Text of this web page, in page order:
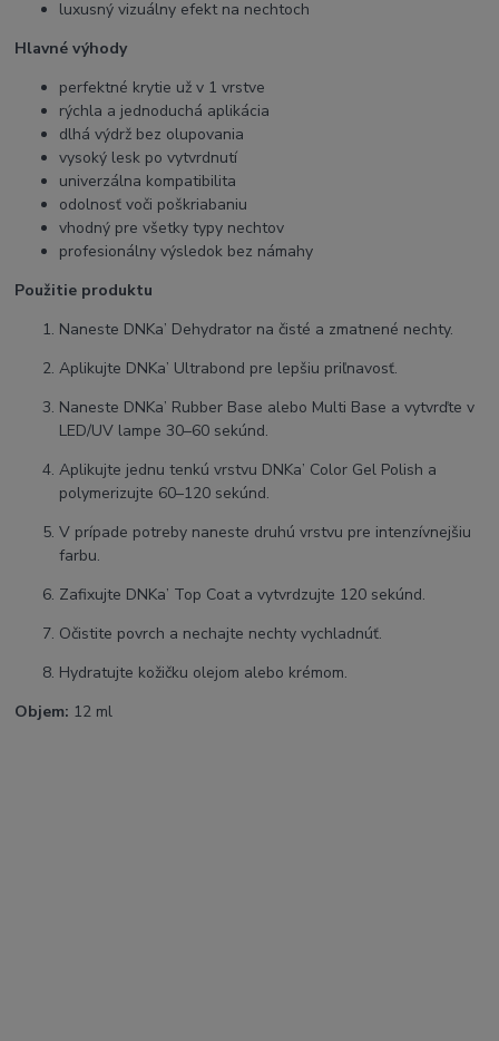
luxusný vizuálny efekt na nechtoch
Hlavné výhody
perfektné krytie už v 1 vrstve
rýchla a jednoduchá aplikácia
dlhá výdrž bez olupovania
vysoký lesk po vytvrdnutí
univerzálna kompatibilita
odolnosť voči poškriabaniu
vhodný pre všetky typy nechtov
profesionálny výsledok bez námahy
Použitie produktu
Naneste DNKa’ Dehydrator na čisté a zmatnené nechty.
Aplikujte DNKa’ Ultrabond pre lepšiu priľnavosť.
Naneste DNKa’ Rubber Base alebo Multi Base a vytvrďte v
LED/UV lampe 30–60 sekúnd.
Aplikujte jednu tenkú vrstvu DNKa’ Color Gel Polish a
polymerizujte 60–120 sekúnd.
V prípade potreby naneste druhú vrstvu pre intenzívnejšiu
farbu.
Zafixujte DNKa’ Top Coat a vytvrdzujte 120 sekúnd.
Očistite povrch a nechajte nechty vychladnúť.
Hydratujte kožičku olejom alebo krémom.
Objem: 12 ml